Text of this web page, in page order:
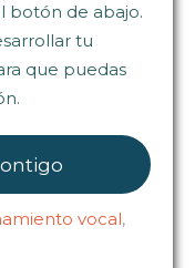
botón de abajo.
tu
que puedas
vocal,